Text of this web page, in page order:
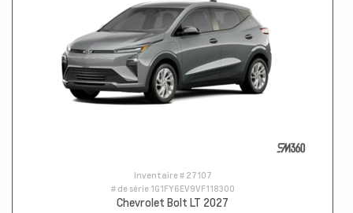
Inventaire # 27107
# de série 1G1FY6EV9VF118300
Chevrolet Bolt LT 2027